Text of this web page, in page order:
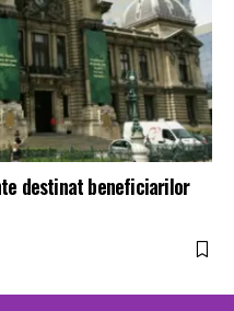
destinat beneficiarilor